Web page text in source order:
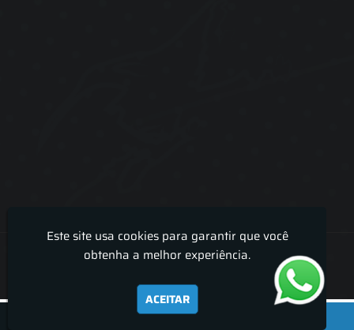
Lira Luz Decor - Cortinas sob medidas e persianas
Este site usa cookies para garantir que você
obtenha a melhor experiência.
ACEITAR